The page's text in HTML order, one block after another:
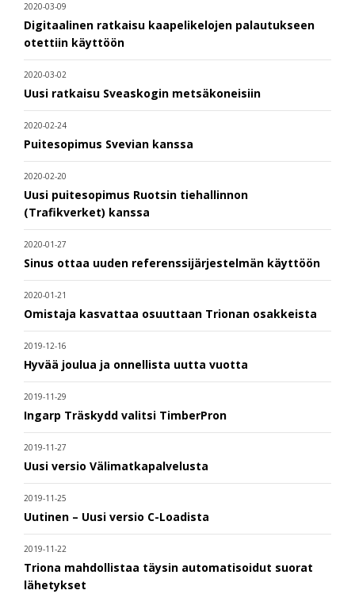
2020-03-09
Digitaalinen ratkaisu kaapelikelojen palautukseen
otettiin käyttöön
2020-03-02
Uusi ratkaisu Sveaskogin metsäkoneisiin
2020-02-24
Puitesopimus Svevian kanssa
2020-02-20
Uusi puitesopimus Ruotsin tiehallinnon
(Trafikverket) kanssa
2020-01-27
Sinus ottaa uuden referenssijärjestelmän käyttöön
2020-01-21
Omistaja kasvattaa osuuttaan Trionan osakkeista
2019-12-16
Hyvää joulua ja onnellista uutta vuotta
2019-11-29
Ingarp Träskydd valitsi TimberPron
2019-11-27
Uusi versio Välimatkapalvelusta
2019-11-25
Uutinen – Uusi versio C-Loadista
2019-11-22
Triona mahdollistaa täysin automatisoidut suorat
lähetykset